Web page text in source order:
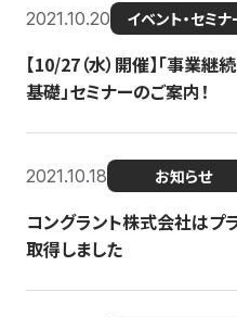
2021.10.20 イベント・セミナ
【10/27（水）開催】「事業
基礎」セミナーのご案内！
2021.10.18 お知らせ
コングラント株式会社はプ
取得しました